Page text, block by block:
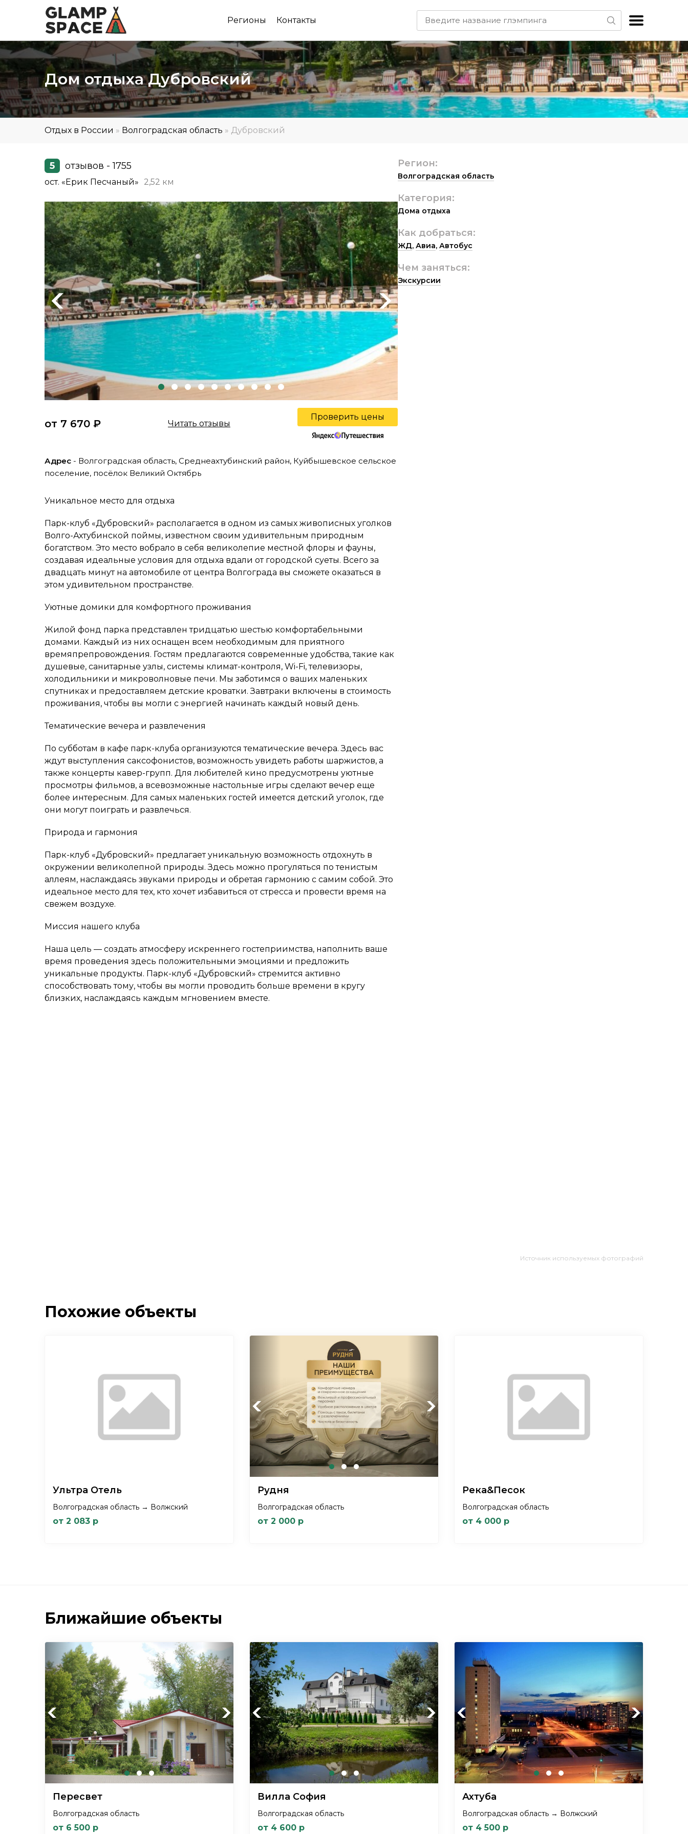
Регионы Контакты
Дом отдыха Дубровский
Отдых в России » Волгоградская область » Дубровский
5 отзывов - 1755
ост. «Ерик Песчаный» 2,52 км
Previous Next
от 7 670 ₽ Читать отзывы
Проверить цены
Адрес - Волгоградская область, Среднеахтубинский район, Куйбышевское сельское
поселение, посёлок Великий Октябрь
Уникальное место для отдыха
Парк-клуб «Дубровский» располагается в одном из самых живописных уголков
Волго-Ахтубинской поймы, известном своим удивительным природным
богатством. Это место вобрало в себя великолепие местной флоры и фауны,
создавая идеальные условия для отдыха вдали от городской суеты. Всего за
двадцать минут на автомобиле от центра Волгограда вы сможете оказаться в
этом удивительном пространстве.
Уютные домики для комфортного проживания
Жилой фонд парка представлен тридцатью шестью комфортабельными
домами. Каждый из них оснащен всем необходимым для приятного
времяпрепровождения. Гостям предлагаются современные удобства, такие как
душевые, санитарные узлы, системы климат-контроля, Wi-Fi, телевизоры,
холодильники и микроволновые печи. Мы заботимся о ваших маленьких
спутниках и предоставляем детские кроватки. Завтраки включены в стоимость
проживания, чтобы вы могли с энергией начинать каждый новый день.
Тематические вечера и развлечения
По субботам в кафе парк-клуба организуются тематические вечера. Здесь вас
ждут выступления саксофонистов, возможность увидеть работы шаржистов, а
также концерты кавер-групп. Для любителей кино предусмотрены уютные
просмотры фильмов, а всевозможные настольные игры сделают вечер еще
более интересным. Для самых маленьких гостей имеется детский уголок, где
они могут поиграть и развлечься.
Природа и гармония
Парк-клуб «Дубровский» предлагает уникальную возможность отдохнуть в
окружении великолепной природы. Здесь можно прогуляться по тенистым
аллеям, наслаждаясь звуками природы и обретая гармонию с самим собой. Это
идеальное место для тех, кто хочет избавиться от стресса и провести время на
свежем воздухе.
Миссия нашего клуба
Наша цель — создать атмосферу искреннего гостеприимства, наполнить ваше
время проведения здесь положительными эмоциями и предложить
уникальные продукты. Парк-клуб «Дубровский» стремится активно
способствовать тому, чтобы вы могли проводить больше времени в кругу
близких, наслаждаясь каждым мгновением вместе.
Регион:
Волгоградская область
Категория:
Дома отдыха
Как добраться:
ЖД, Авиа, Автобус
Чем заняться:
Экскурсии
Источник используемых фотографий
Похожие объекты
Ультра Отель
Волгоградская область → Волжский
от 2 083 р
Previous Next
Рудня
Волгоградская область
от 2 000 р
Река&Песок
Волгоградская область
от 4 000 р
Ближайшие объекты
Previous Next
Пересвет
Волгоградская область
от 6 500 р
Previous Next
Вилла София
Волгоградская область
от 4 600 р
Previous Next
Ахтуба
Волгоградская область → Волжский
от 4 500 р